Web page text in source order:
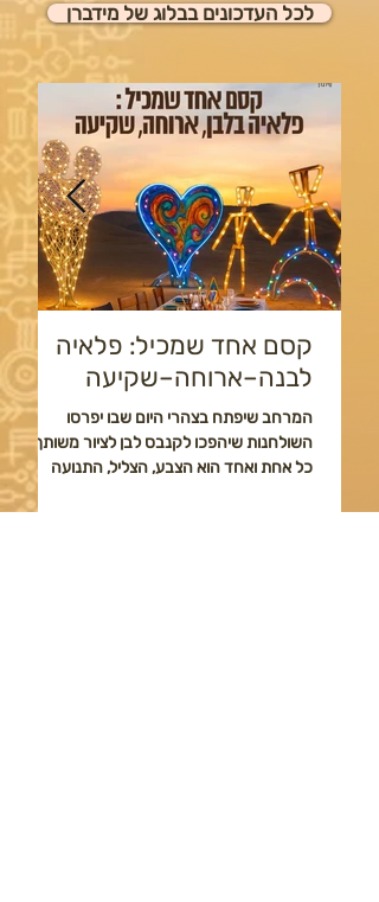
לכל העדכונים בבלוג של מידברן
קסם אחד שמכיל: פלאיה
לבנה–ארוחה–שקיעה
המרחב שיפתח בצהרי היום שבו יפרסו
השולחנות שיהפכו לקנבס לבן לציור משותף –
כל אחת ואחד הוא הצבע, הצליל, התנועה